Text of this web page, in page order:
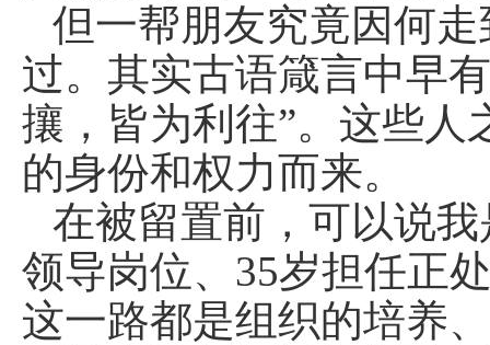
但一帮朋友究竟因何
过。其实古语箴言中早
攘，皆为利往”。这些人
的身份和权力而来。
在被留置前，可以说
领导岗位、35岁担任正
这一路都是组织的培养